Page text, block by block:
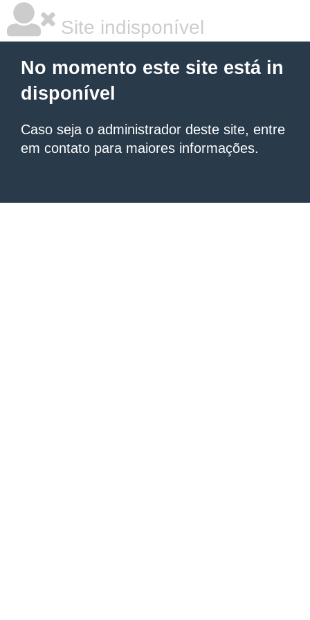
Site indisponível
No momento este site está in
disponível
Caso seja o administrador deste site, entre
em contato para maiores informações.